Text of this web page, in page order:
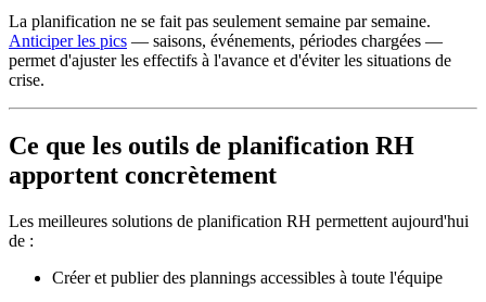
La planification ne se fait pas seulement semaine par semaine.
Anticiper les pics — saisons, événements, périodes chargées —
permet d'ajuster les effectifs à l'avance et d'éviter les situations de
crise.
Ce que les outils de planification RH
apportent concrètement
Les meilleures solutions de planification RH permettent aujourd'hui
de :
Créer et publier des plannings accessibles à toute l'équipe